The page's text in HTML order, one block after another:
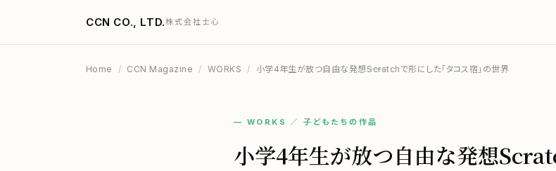
CCN CO., LTD.株式会社士心
Home / CCN Magazine / WORKS / 小学4年生が放つ自由な発想――Scratchで形にした「タコス宿」の世界
— WORKS ／ 子どもたちの作品
小学4年生が放つ自由な発想